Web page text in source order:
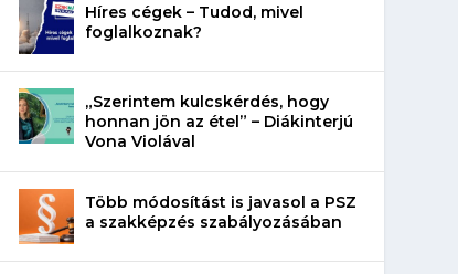
Híres cégek – Tudod, mivel
foglalkoznak?
„Szerintem kulcskérdés, hogy
honnan jön az étel” – Diákinterjú
Vona Violával
Több módosítást is javasol a PSZ
a szakképzés szabályozásában